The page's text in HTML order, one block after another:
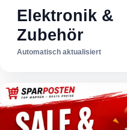
Elektronik &
Zubehör
Automatisch aktualisiert